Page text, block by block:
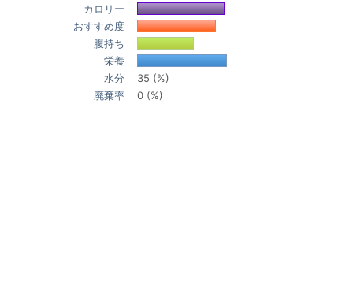
カロリー
おすすめ度
腹持ち
栄養
水分
35 (%)
廃棄率
0 (%)